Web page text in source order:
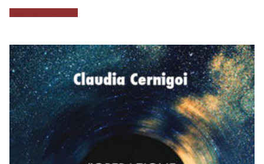
era:
18,00 €.
è:
16,00 €.